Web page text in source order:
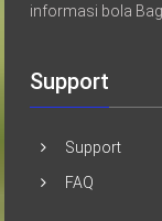
informasi bola
Support
Support
FAQ